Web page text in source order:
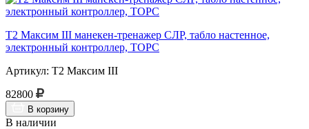
Т2 Максим III манекен-тренажер СЛР, табло настенное,
электронный контроллер, ТОРС
Артикул: Т2 Максим III
82800
В корзину
В наличии